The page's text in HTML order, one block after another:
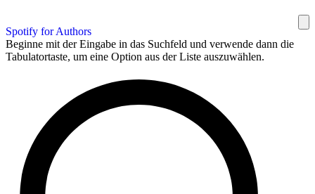
Spotify for Authors
Beginne mit der Eingabe in das Suchfeld und verwende dann die
Tabulatortaste, um eine Option aus der Liste auszuwählen.